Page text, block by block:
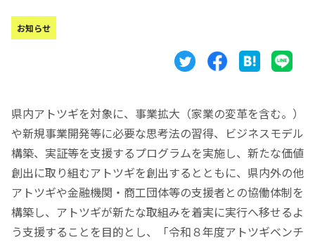
お知らせ
県内アトツギを対象に、事業拡大（家業の変革を含む。）
や新規事業開発等に必要な思考法の習得、ビジネスモデル
構築、実証等を支援するプログラムを実施し、新たな価値
創出に取り組むアトツギを創出するとともに、県内外の他
アトツギや金融機関・商工団体等の支援者との協働体制を
構築し、アトツギが新たな取組みを着実に実行へ移せるよ
う支援することを目的とし、「令和８年度アトツギベンチ